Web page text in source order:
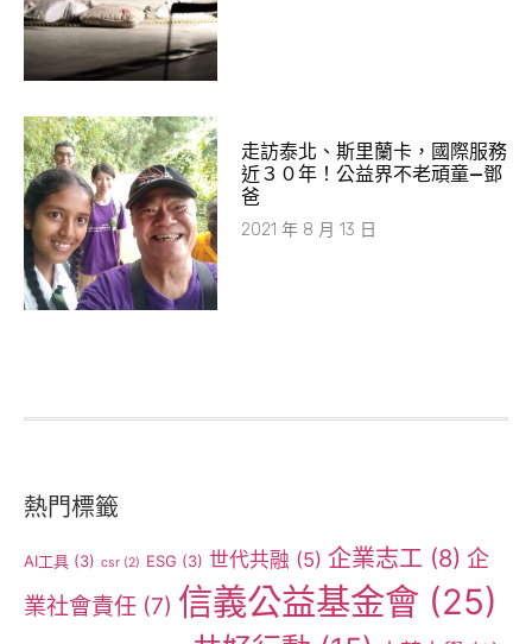
走訪泰北、斯里蘭卡，國際服務
近３０年！公益界不老頑童—鄧
爸
2021 年 8 月 13 日
熱門標籤
AI工具 (3) csr (2) ESG (3) 世代共融 (5) 企業志工 (8) 企
業社會責任 (7) 信義公益基金會 (25)